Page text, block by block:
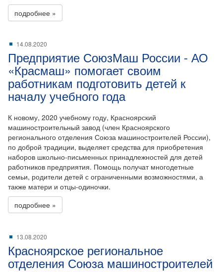
подробнее »
14.08.2020
Предприятие СоюзМаш России - АО
«Красмаш» помогает своим
работникам подготовить детей к
началу учебного года
К новому, 2020 учебному году, Красноярский
машиностроительный завод (член Красноярского
регионального отделения Союза машиностроителей России),
по доброй традиции, выделяет средства для приобретения
наборов школьно-письменных принадлежностей для детей
работников предприятия. Помощь получат многодетные
семьи, родители детей с ограниченными возможностями, а
также матери и отцы-одиночки.
подробнее »
13.08.2020
Красноярское региональное
отделения Союза машиностроителей